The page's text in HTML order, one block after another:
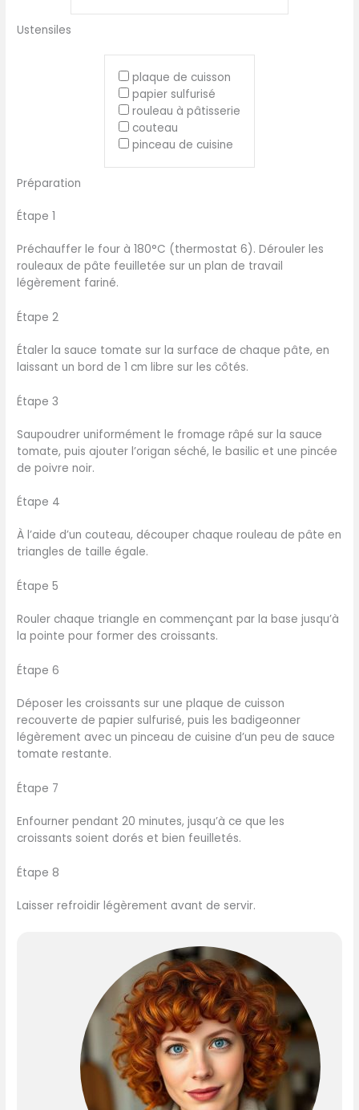
Ustensiles
plaque de cuisson
papier sulfurisé
rouleau à pâtisserie
couteau
pinceau de cuisine
Préparation
Étape 1
Préchauffer le four à 180°C (thermostat 6). Dérouler les
rouleaux de pâte feuilletée sur un plan de travail
légèrement fariné.
Étape 2
Étaler la sauce tomate sur la surface de chaque pâte, en
laissant un bord de 1 cm libre sur les côtés.
Étape 3
Saupoudrer uniformément le fromage râpé sur la sauce
tomate, puis ajouter l’origan séché, le basilic et une pincée
de poivre noir.
Étape 4
À l’aide d’un couteau, découper chaque rouleau de pâte en
triangles de taille égale.
Étape 5
Rouler chaque triangle en commençant par la base jusqu’à
la pointe pour former des croissants.
Étape 6
Déposer les croissants sur une plaque de cuisson
recouverte de papier sulfurisé, puis les badigeonner
légèrement avec un pinceau de cuisine d’un peu de sauce
tomate restante.
Étape 7
Enfourner pendant 20 minutes, jusqu’à ce que les
croissants soient dorés et bien feuilletés.
Étape 8
Laisser refroidir légèrement avant de servir.